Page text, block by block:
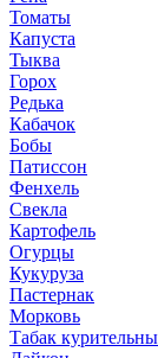
Томаты
Капуста
Тыква
Горох
Редька
Кабачок
Бобы
Патиссон
Фенхель
Свекла
Картофель
Огурцы
Кукуруза
Пастернак
Морковь
Табак